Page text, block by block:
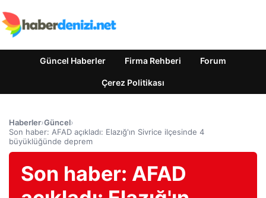
Güncel Haberler Firma Rehberi Forum
Çerez Politikası
Haberler›Güncel›
Son haber: AFAD açıkladı: Elazığ'ın Sivrice ilçesinde 4
büyüklüğünde deprem
Son haber: AFAD